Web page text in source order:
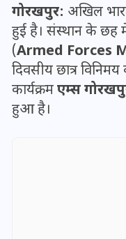
गोरखपुर: अखिल
हुई है। संस्थान के छह
(Armed Forces
दिवसीय छात्र
कार्यक्रमएम्स
हुआ है।